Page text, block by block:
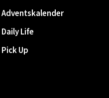
Adventskalender
Daily Life
Pick Up